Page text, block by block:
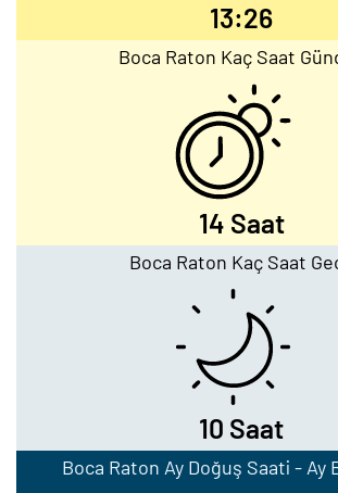
13:26
Boca Raton Kaç Saat
14 Saat
Boca Raton Kaç Saat
10 Saat
Boca Raton Ay Doğuş Saati - Ay